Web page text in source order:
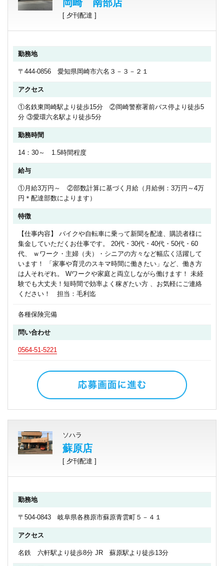
岡崎 南部店
[ 夕刊配達 ]
勤務地
〒444-0856 愛知県岡崎市六名３－３－２１
アクセス
①名鉄東岡崎駅より徒歩15分 ②岡崎警察署前バス停より徒歩5
分 ③愛環六名駅より徒歩5分
勤務時間
14：30～ 1.5時間程度
給与
①月給3万円～ ②部数計算に基づく月給（月給例：3万円～4万
円＊配達部数によります）
特徴
【仕事内容】 バイクや自転車に乗って新聞を配達、購読者様に
集金していただくお仕事です。 20代・30代・40代・50代・60
代、 ｗワーク・主婦（夫）・シニアの方々など幅広く活躍して
います！ 「家事や育児のスキマ時間に働きたい」など、働き方
は人それぞれ。 Wワークや家庭と両立しながら働けます！ 未経
験でも大丈夫！短時間で効率よく稼ぎたい方 、お気軽にご連絡
ください！ 担当：毛利迄
各種保険完備
問い合わせ
0564-51-5221
ソハラ
蘇原店
[ 夕刊配達 ]
勤務地
〒504-0843 岐阜県各務原市蘇原青雲町５－４１
アクセス
名鉄 六軒駅より徒歩8分 JR 蘇原駅より徒歩13分